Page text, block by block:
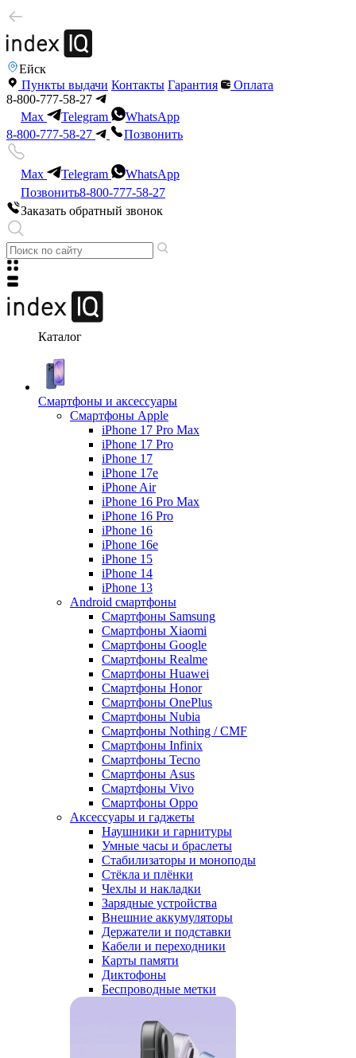
Ейск
Пункты выдачи Контакты Гарантия
Оплата
8-800-777-58-27
Max
Telegram
WhatsApp
8-800-777-58-27
Позвонить
Max Telegram
WhatsApp
Позвонить8-800-777-58-27
Заказать обратный звонок
Каталог
Смартфоны и аксессуары
Смартфоны Apple
iPhone 17 Pro Max
iPhone 17 Pro
iPhone 17
iPhone 17e
iPhone Air
iPhone 16 Pro Max
iPhone 16 Pro
iPhone 16
iPhone 16e
iPhone 15
iPhone 14
iPhone 13
Android cмартфоны
Смартфоны Samsung
Смартфоны Xiaomi
Смартфоны Google
Смартфоны Realme
Смартфоны Huawei
Смартфоны Honor
Смартфоны OnePlus
Смартфоны Nubia
Смартфоны Nothing / CMF
Смартфоны Infinix
Смартфоны Tecno
Смартфоны Asus
Смартфоны Vivo
Смартфоны Oppo
Аксессуары и гаджеты
Наушники и гарнитуры
Умные часы и браслеты
Стабилизаторы и моноподы
Стёкла и плёнки
Чехлы и накладки
Зарядные устройства
Внешние аккумуляторы
Держатели и подставки
Кабели и переходники
Карты памяти
Диктофоны
Беспроводные метки